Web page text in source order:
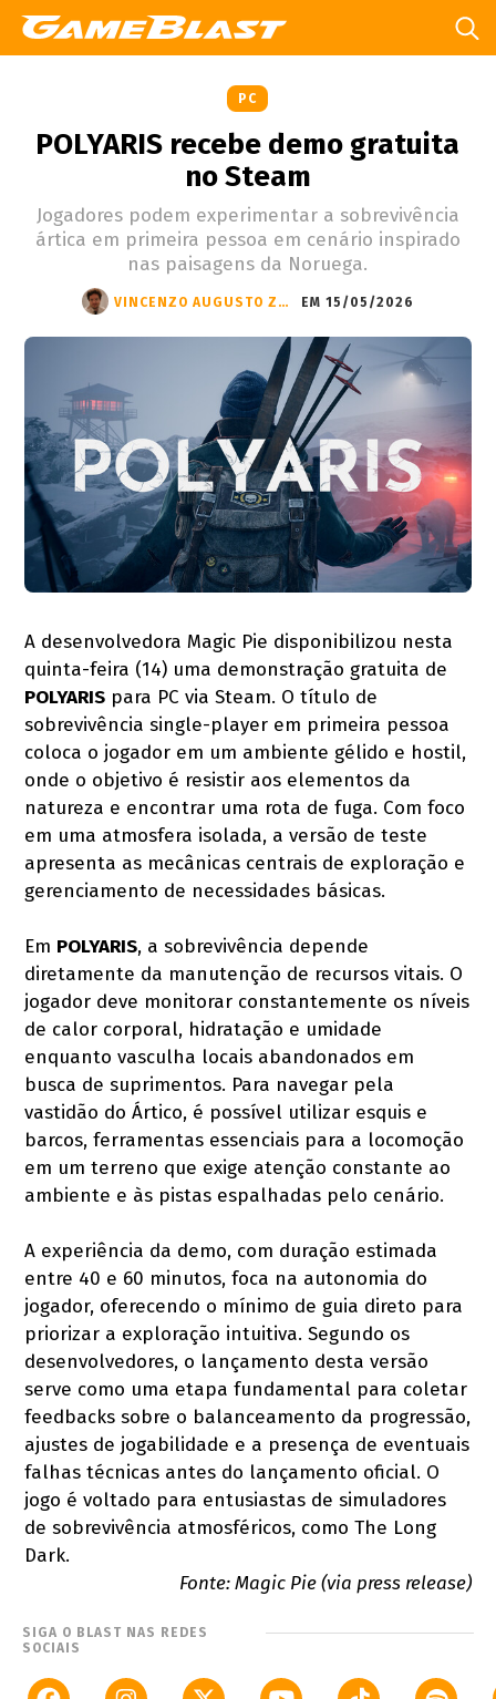
PC
POLYARIS recebe demo gratuita
no Steam
Jogadores podem experimentar a sobrevivência
ártica em primeira pessoa em cenário inspirado
nas paisagens da Noruega.
VINCENZO AUGUSTO ZANDONÁ EM 15/05/2026
A desenvolvedora Magic Pie disponibilizou nesta
quinta-feira (14) uma demonstração gratuita de
POLYARIS para PC via Steam. O título de
sobrevivência single-player em primeira pessoa
coloca o jogador em um ambiente gélido e hostil,
onde o objetivo é resistir aos elementos da
natureza e encontrar uma rota de fuga. Com foco
em uma atmosfera isolada, a versão de teste
apresenta as mecânicas centrais de exploração e
gerenciamento de necessidades básicas.
Em POLYARIS, a sobrevivência depende
diretamente da manutenção de recursos vitais. O
jogador deve monitorar constantemente os níveis
de calor corporal, hidratação e umidade
enquanto vasculha locais abandonados em
busca de suprimentos. Para navegar pela
vastidão do Ártico, é possível utilizar esquis e
barcos, ferramentas essenciais para a locomoção
em um terreno que exige atenção constante ao
ambiente e às pistas espalhadas pelo cenário.
A experiência da demo, com duração estimada
entre 40 e 60 minutos, foca na autonomia do
jogador, oferecendo o mínimo de guia direto para
priorizar a exploração intuitiva. Segundo os
desenvolvedores, o lançamento desta versão
serve como uma etapa fundamental para coletar
feedbacks sobre o balanceamento da progressão,
ajustes de jogabilidade e a presença de eventuais
falhas técnicas antes do lançamento oficial. O
jogo é voltado para entusiastas de simuladores
de sobrevivência atmosféricos, como The Long
Dark.
Fonte: Magic Pie (via press release)
SIGA O BLAST NAS REDES
SOCIAIS